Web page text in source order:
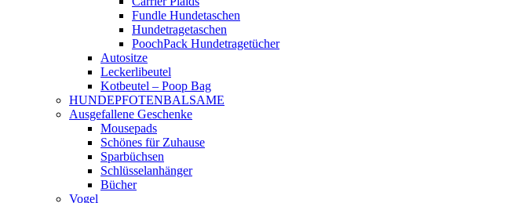
Fundle Hundetaschen
Hundetragetaschen
PoochPack Hundetragetücher
Autositze
Leckerlibeutel
Kotbeutel – Poop Bag
HUNDEPFOTENBALSAME
Ausgefallene Geschenke
Mousepads
Schönes für Zuhause
Sparbüchsen
Schlüsselanhänger
Bücher
Vogel